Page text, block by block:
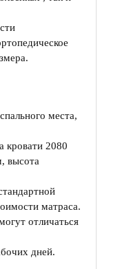
места,
кровати 2080
высота
матраса.
отличаться
дней.